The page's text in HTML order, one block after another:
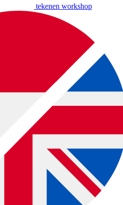
tekenen workshop